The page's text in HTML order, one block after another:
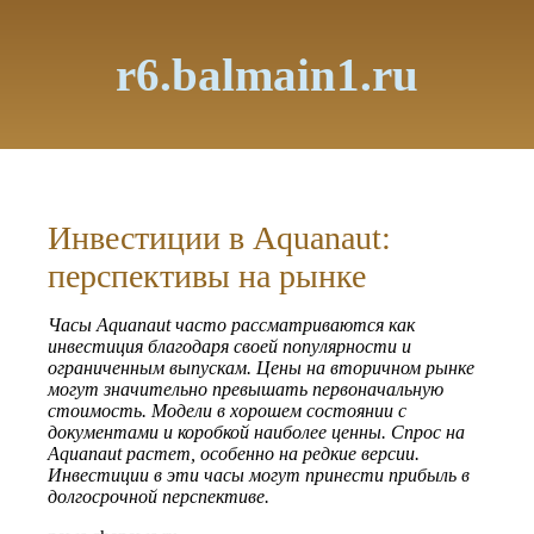
r6.balmain1.ru
Инвестиции в Aquanaut:
перспективы на рынке
Часы Aquanaut часто рассматриваются как
инвестиция благодаря своей популярности и
ограниченным выпускам. Цены на вторичном рынке
могут значительно превышать первоначальную
стоимость. Модели в хорошем состоянии с
документами и коробкой наиболее ценны. Спрос на
Aquanaut растет, особенно на редкие версии.
Инвестиции в эти часы могут принести прибыль в
долгосрочной перспективе.